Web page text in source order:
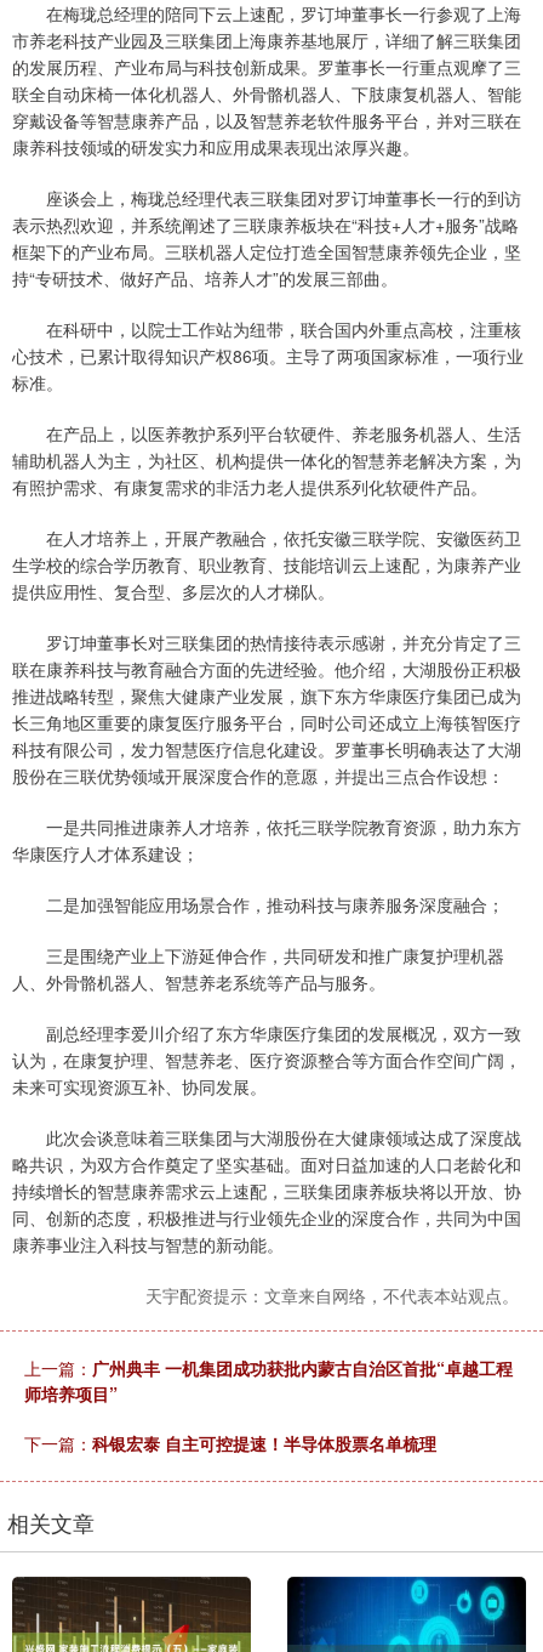
在梅珑总经理的陪同下云上速配，罗订坤董事长一行参观了上海
市养老科技产业园及三联集团上海康养基地展厅，详细了解三联集团
的发展历程、产业布局与科技创新成果。罗董事长一行重点观摩了三
联全自动床椅一体化机器人、外骨骼机器人、下肢康复机器人、智能
穿戴设备等智慧康养产品，以及智慧养老软件服务平台，并对三联在
康养科技领域的研发实力和应用成果表现出浓厚兴趣。
座谈会上，梅珑总经理代表三联集团对罗订坤董事长一行的到访
表示热烈欢迎，并系统阐述了三联康养板块在“科技+人才+服务”战略
框架下的产业布局。三联机器人定位打造全国智慧康养领先企业，坚
持“专研技术、做好产品、培养人才”的发展三部曲。
在科研中，以院士工作站为纽带，联合国内外重点高校，注重核
心技术，已累计取得知识产权86项。主导了两项国家标准，一项行业
标准。
在产品上，以医养教护系列平台软硬件、养老服务机器人、生活
辅助机器人为主，为社区、机构提供一体化的智慧养老解决方案，为
有照护需求、有康复需求的非活力老人提供系列化软硬件产品。
在人才培养上，开展产教融合，依托安徽三联学院、安徽医药卫
生学校的综合学历教育、职业教育、技能培训云上速配，为康养产业
提供应用性、复合型、多层次的人才梯队。
罗订坤董事长对三联集团的热情接待表示感谢，并充分肯定了三
联在康养科技与教育融合方面的先进经验。他介绍，大湖股份正积极
推进战略转型，聚焦大健康产业发展，旗下东方华康医疗集团已成为
长三角地区重要的康复医疗服务平台，同时公司还成立上海筷智医疗
科技有限公司，发力智慧医疗信息化建设。罗董事长明确表达了大湖
股份在三联优势领域开展深度合作的意愿，并提出三点合作设想：
一是共同推进康养人才培养，依托三联学院教育资源，助力东方
华康医疗人才体系建设；
二是加强智能应用场景合作，推动科技与康养服务深度融合；
三是围绕产业上下游延伸合作，共同研发和推广康复护理机器
人、外骨骼机器人、智慧养老系统等产品与服务。
副总经理李爱川介绍了东方华康医疗集团的发展概况，双方一致
认为，在康复护理、智慧养老、医疗资源整合等方面合作空间广阔，
未来可实现资源互补、协同发展。
此次会谈意味着三联集团与大湖股份在大健康领域达成了深度战
略共识，为双方合作奠定了坚实基础。面对日益加速的人口老龄化和
持续增长的智慧康养需求云上速配，三联集团康养板块将以开放、协
同、创新的态度，积极推进与行业领先企业的深度合作，共同为中国
康养事业注入科技与智慧的新动能。
天宇配资提示：文章来自网络，不代表本站观点。
上一篇： 广州典丰 一机集团成功获批内蒙古自治区首批“卓越工程
师培养项目”
下一篇： 科银宏泰 自主可控提速！半导体股票名单梳理
相关文章